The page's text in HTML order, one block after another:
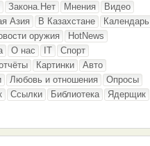
Закона.Нет Мнения
Видео
Азия В Казахстане
Календарь
оружия
HotNews
О нас IT
Спорт
Картинки
Авто
Любовь и отношения
Опросы
Ссылки Библиотека
Ядерщик